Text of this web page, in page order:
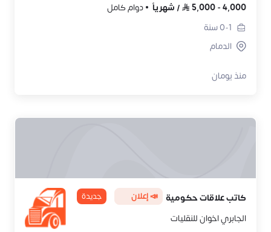
4,000
-
5,000
/ شهرياً
دوام كامل
0-1سنة
الدمام
منذ يومان
كاتب علاقات حكومية 📣 إعلان جديدة
الجابري اخوان للنقليات